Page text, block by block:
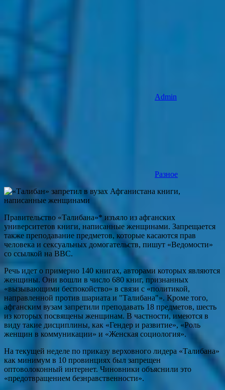
Admin
Разное
Правительство «Талибана»* изъяло из афганских
университетов книги, написанные женщинами. Запрещается
также преподавание предметов, которые касаются прав
человека и сексуальных домогательств, пишут «Ведомости»
со ссылкой на BBC.
Речь идет о примерно 140 книгах, авторами которых являются
женщины. Они вошли в число 680 книг, признанных
«вызывающими беспокойство» в связи с «политикой,
направленной против шариата и "Талибана"». Кроме того,
афганским вузам запретили преподавать 18 предметов, шесть
из которых посвящены женщинам. В частности, имеются в
виду такие дисциплины, как «Гендер и развитие», «Роль
женщин в коммуникации» и «Женская социология».
На текущей неделе по приказу верховного лидера «Талибана»
как минимум в 10 провинциях был запрещен
оптоволоконный интернет. Чиновники объяснили это
«предотвращением безнравственности».